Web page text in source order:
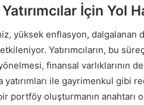
İçin Yol
yüksek enflasyon, dalgalanan
Yatırımcıların, bu
finansal varlıklarının
yatırımları ile gayrimenkul gibi
portföy oluşturmanın anahtarı